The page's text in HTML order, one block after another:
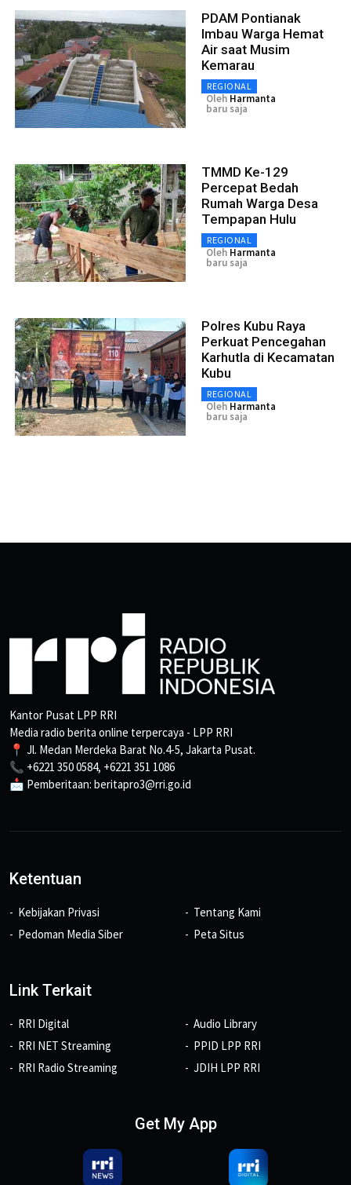
PDAM Pontianak
Imbau Warga Hemat
Air saat Musim
Kemarau
REGIONAL
Oleh Harmanta
baru saja
TMMD Ke-129
Percepat Bedah
Rumah Warga Desa
Tempapan Hulu
REGIONAL
Oleh Harmanta
baru saja
Polres Kubu Raya
Perkuat Pencegahan
Karhutla di Kecamatan
Kubu
REGIONAL
Oleh Harmanta
baru saja
Kantor Pusat LPP RRI
Media radio berita online terpercaya - LPP RRI
📍 Jl. Medan Merdeka Barat No.4-5, Jakarta Pusat.
📞 +6221 350 0584, +6221 351 1086
📩 Pemberitaan: beritapro3@rri.go.id
Ketentuan
Kebijakan Privasi
Pedoman Media Siber
Tentang Kami
Peta Situs
Link Terkait
RRI Digital
RRI NET Streaming
RRI Radio Streaming
Audio Library
PPID LPP RRI
JDIH LPP RRI
Get My App